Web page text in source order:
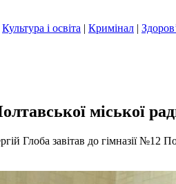
Культура і освіта | Кримінал |
міської
Глоба завітав до гімназії №12